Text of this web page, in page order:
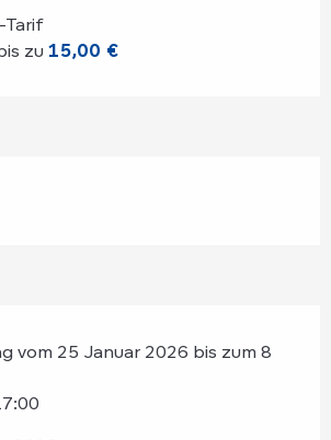
Tarif
zu 15,00 €
vom 25 Januar 2026 bis zum 8